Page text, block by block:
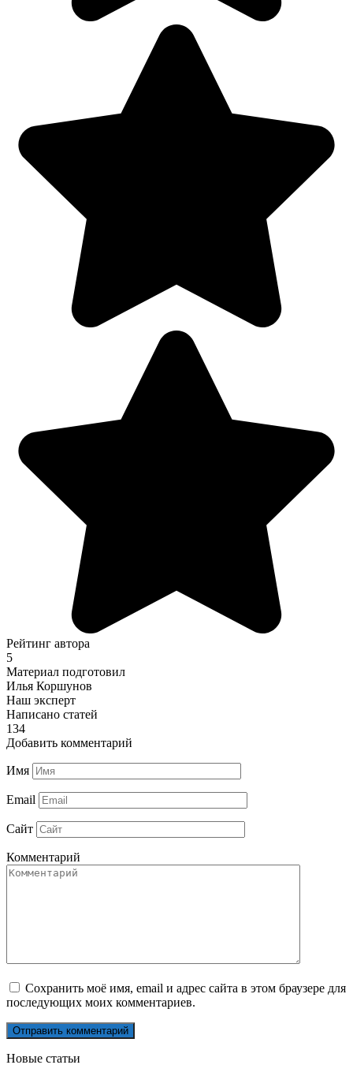
Рейтинг автора
5
Материал подготовил
Илья Коршунов
Наш эксперт
Написано статей
134
Добавить комментарий
Имя
Email
Сайт
Комментарий
Сохранить моё имя, email и адрес сайта в этом браузере для
последующих моих комментариев.
Новые статьи